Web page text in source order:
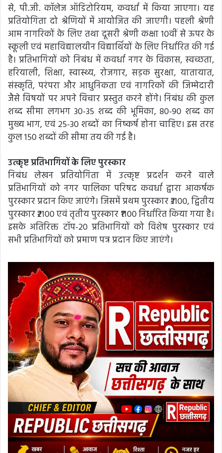
से, पी.जी. कॉलेज ऑडिटोरियम, कवर्धा में किया जाएगा। यह
प्रतियोगिता दो श्रेणियों में आयोजित की जाएगी। पहली श्रेणी
आम नागरिकों के लिए तथा दूसरी श्रेणी कक्षा 10वीं से ऊपर के
स्कूली एवं महाविद्यालयीन विद्यार्थियों के लिए निर्धारित की गई
है। प्रतिभागियों को निबंध में कवर्धा नगर के विकास, स्वच्छता,
हरियाली, शिक्षा, स्वास्थ्य, रोजगार, सड़क सुरक्षा, यातायात,
संस्कृति, परंपरा और आधुनिकता एवं नागरिकों की जिम्मेदारी
जैसे विषयों पर अपने विचार प्रस्तुत करने होंगे। निबंध की कुल
शब्द सीमा लगभग 30-35 शब्द की भूमिका, 80-90 शब्द का
मुख्य भाग, एवं 25-30 शब्दों का निष्कर्ष होना चाहिए। इस तरह
कुल 150 शब्दों की सीमा तय की गई है।
उत्कृष्ट प्रतिभागियों के लिए पुरस्कार
निबंध लेखन प्रतियोगिता में उत्कृष्ट प्रदर्शन करने वाले
प्रतिभागियों को नगर पालिका परिषद कवर्धा द्वारा आकर्षक
पुरस्कार प्रदान किए जाएंगे। जिसमें प्रथम पुरस्कार ₹3100, द्वितीय
पुरस्कार ₹2100 एवं तृतीय पुरस्कार ₹1100 निर्धारित किया गया है।
इसके अतिरिक्त टॉप-20 प्रतिभागियों को विशेष पुरस्कार एवं
सभी प्रतिभागियों को प्रमाण पत्र प्रदान किए जाएंगे।